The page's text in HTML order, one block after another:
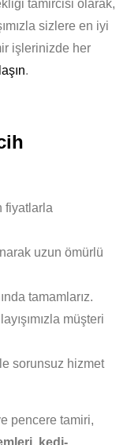
tamircisi olarak,
sizlere en iyi
işlerinizde her
.
fiyatlarla
uzun ömürlü
tamamlarız.
müşteri
sorunsuz hizmet
pencere tamiri,
, kedi-